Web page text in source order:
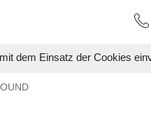
dem Einsatz der Cookies